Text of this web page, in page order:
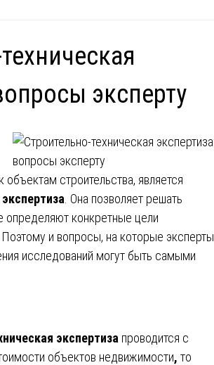
эксперту
строительства, является
. Она позволяет решать
определяют конкретные цели
и вопросы, на которые эксперты
исследований могут быть самыми
экспертиза проводится с
объектов недвижимости, то